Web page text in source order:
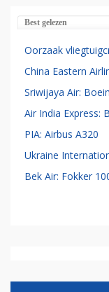
Best gelezen
Oorzaak
China Eastern
Sriwijaya Air:
Air India Express:
PIA: Airbus A320
Ukraine
Bek Air: Fokker